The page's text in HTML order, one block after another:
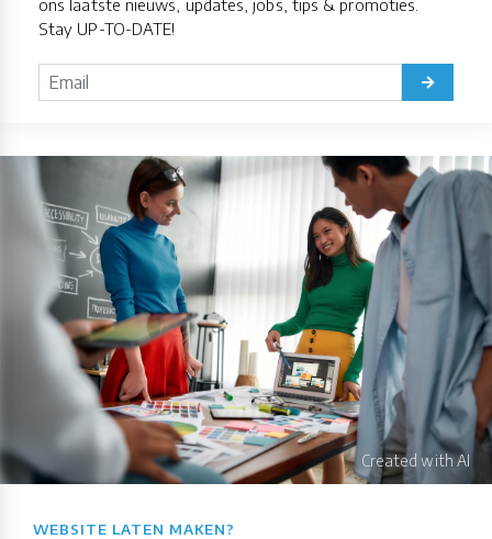
ons laatste nieuws, updates, jobs, tips & promoties.
Stay UP-TO-DATE!
WEBSITE LATEN MAKEN?​​​​​​​​​​​​​​